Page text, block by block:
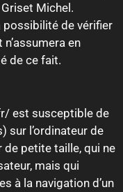
Michel.
possibilité de vérifier
en
de ce fait.
est susceptible de
sur l’ordinateur de
de petite taille, qui ne
mais qui
à la navigation d’un